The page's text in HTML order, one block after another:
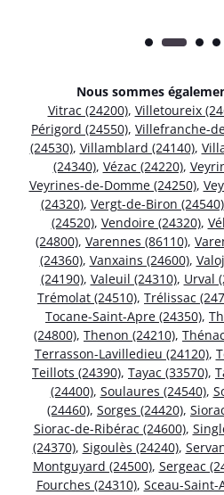
Nous sommes
Vitrac (24200), Villetoureix
Périgord (24550), Villefranche-
(24530), Villamblard (24140),
(24340), Vézac (24220),
Veyrines-de-Domme (24250),
(24320), Vergt-de-Biron (24540)
(24520), Vendoire (24320),
(24800), Varennes (86110),
(24360), Vanxains (24600),
(24190), Valeuil (24310), Urval
Trémolat (24510), Trélissac
Tocane-Saint-Apre (24350),
(24800), Thenon (24210),
Terrasson-Lavilledieu (24120),
Teillots (24390), Tayac (33570),
(24400), Soulaures (24540),
(24460), Sorges (24420),
Siorac-de-Ribérac (24600),
(24370), Sigoulès (24240),
Montguyard (24500), Sergeac
Fourches (24310), Sceau-Saint-